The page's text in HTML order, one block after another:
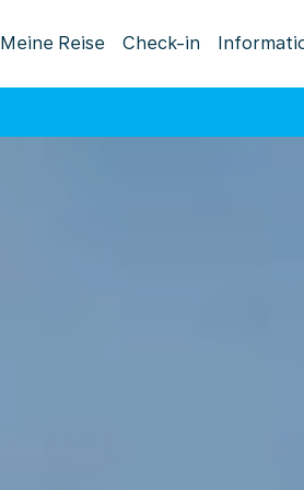
Meine Reise Check-in